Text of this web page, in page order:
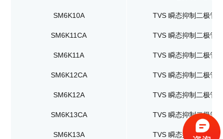
SM6K10A TVS 瞬态抑制二极管
SM6K11CA TVS 瞬态抑制二极管
SM6K11A TVS 瞬态抑制二极管
SM6K12CA TVS 瞬态抑制二极管
SM6K12A TVS 瞬态抑制二极管
SM6K13CA TVS 瞬态抑制二极管
SM6K13A TVS 瞬态抑制二极管